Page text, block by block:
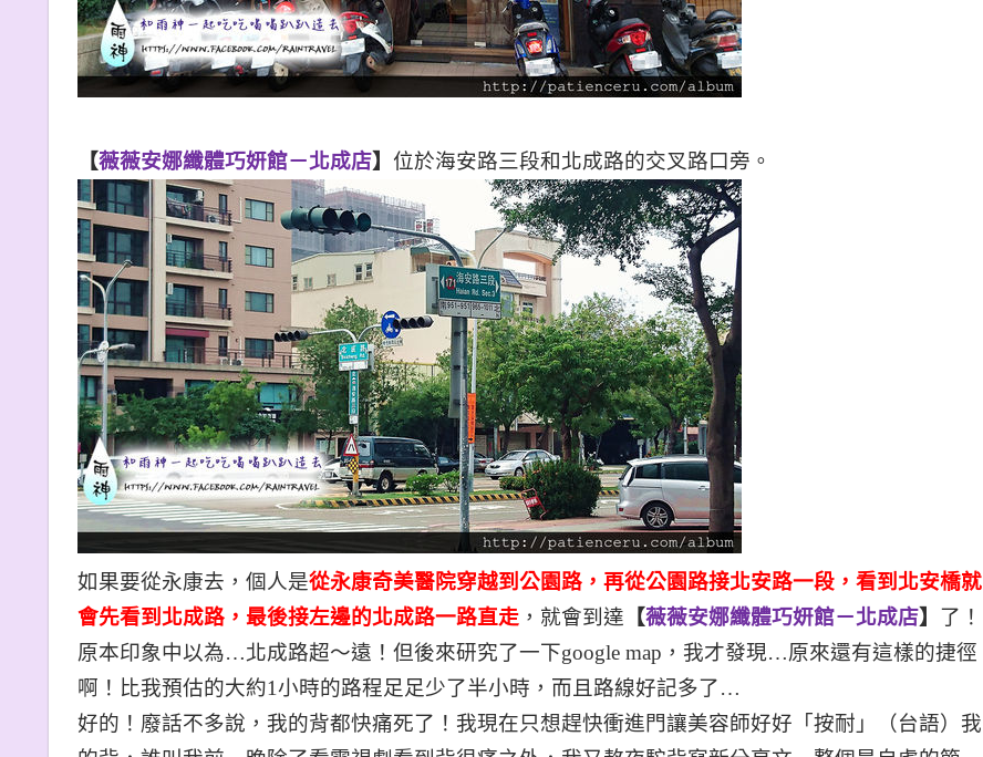
【薇薇安娜纖體巧妍館－北成店】 位於海安路三段和北成路的交叉路口旁。
如果要從永康去，個人是從永康奇美醫院穿越到公園路，再從公園路接北安路一段，看到北安橋就
會先看到北成路，最後接左邊的北成路一路直走，就會到達 【薇薇安娜纖體巧妍館－北成店】 了！
原本印象中以為…北成路超〜遠！但後來研究了一下google map，我才發現…原來還有這樣的捷徑
啊！比我預估的大約1小時的路程足足少了半小時，而且路線好記多了…
好的！廢話不多說，我的背都快痛死了！我現在只想趕快衝進門讓美容師好好「按耐」（台語）我